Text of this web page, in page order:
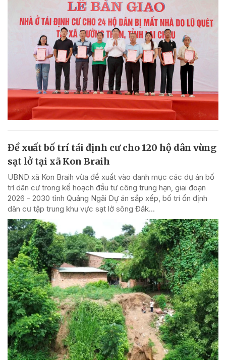
Đề xuất bố trí tái định cư cho 120 hộ dân vùng
sạt lở tại xã Kon Braih
UBND xã Kon Braih vừa đề xuất vào danh mục các dự án bố
trí dân cư trong kế hoạch đầu tư công trung hạn, giai đoạn
2026 - 2030 tỉnh Quảng Ngãi Dự án sắp xếp, bố trí ổn định
dân cư tập trung khu vực sạt lở sông Đăk...